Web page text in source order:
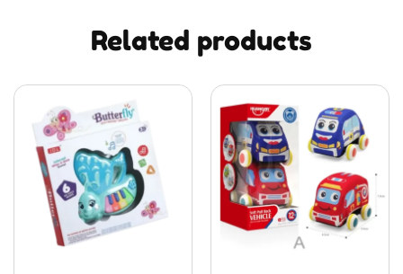
Related products